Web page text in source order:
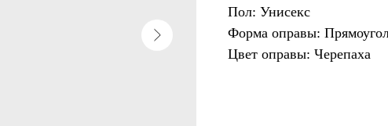
Пол: Унисекс
Форма оправы:
Цвет оправы: Черепаха